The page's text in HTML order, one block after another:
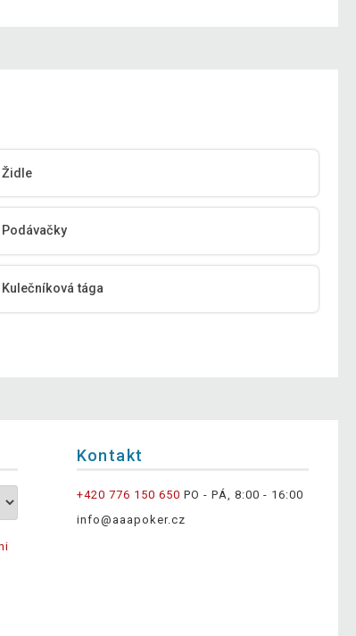
Židle
Podávačky
Kulečníková tága
Kontakt
+420 776 150 650 PO - PÁ, 8:00 - 16:00
info@aaapoker.cz